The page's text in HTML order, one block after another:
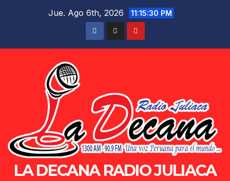
Jue. Ago 6th, 2026 11:15:30 PM
LA DECANA RADIO JULIACA